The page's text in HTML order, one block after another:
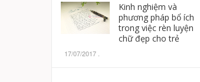
Kinh nghiệm và
phương pháp bổ ích
trong việc rèn luyện
chữ đẹp cho trẻ
17/07/2017